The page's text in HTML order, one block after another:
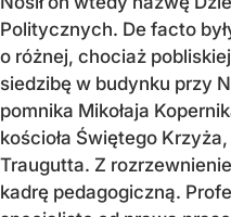
Politycznych. De facto
o różnej, chociaż
siedzibę w budynku przy
pomnika Mikołaja
kościoła Świętego
Traugutta. Z
kadrę pedagogiczną.